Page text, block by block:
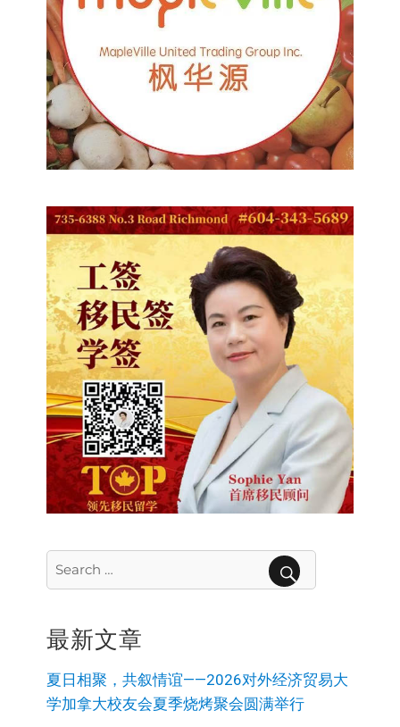
Search
for:
最新文章
夏日相聚，共叙情谊——2026对外经济贸易大
学加拿大校友会夏季烧烤聚会圆满举行